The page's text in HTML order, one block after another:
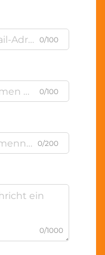
0/100
0/100
0/200
0/1000